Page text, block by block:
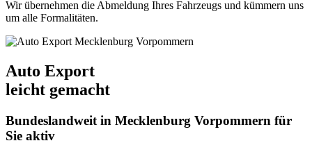
Wir übernehmen die Abmeldung Ihres Fahrzeugs und kümmern uns
um alle Formalitäten.
Auto Export
leicht gemacht
Bundeslandweit in Mecklenburg Vorpommern für
Sie aktiv